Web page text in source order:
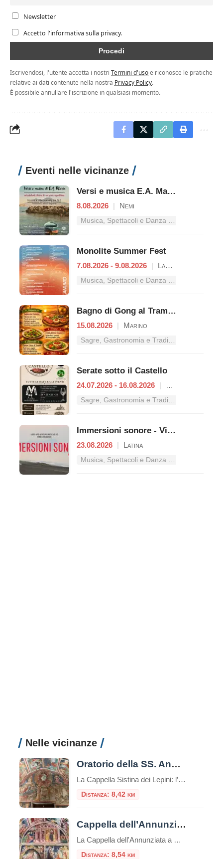
Newsletter
Accetto l'informativa sulla privacy.
Iscrivendosi, l'utente accetta i nostri Termini d'usoe riconosce le pratiche
relative ai dati contenute nella nostra Privacy Policy.
È possibile annullare l'iscrizione in qualsiasi momento.
Eventi nelle vicinanze
Versi e musica E.A. Mario - Mirabolante storia di un genio napoletano
8.08.2026 | Nemi
Monolite Summer Fest
7.08.2026 - 9.08.2026 | Lanuvio
Bagno di Gong al Tramonto | Cena Veg
15.08.2026 | Marino
Serate sotto il Castello
24.07.2026 - 16.08.2026 |
Immersioni sonore - Vibrazioni
23.08.2026 | Latina
Nelle vicinanze
Oratorio della SS. Annunziata a Cori
La Cappella Sistina dei Lepini: l’Oratorio dell’Annunziata a Cori, un gioiello segreto del ‘400 Nascosta tra gli uliveti che circondano Cori, quella che lo storico Gregorovius descrisse come “una piramide di case sopra un monte”, si cela una delle scoperte artistiche più sorprendenti del Lazio: l’Oratorio della Santissima Annunziata. Non lasciatevi ingannare dall’esterno semplice e […]
Distanza: 8,42 km
Cappella dell’Annunziata a Cori
La Cappella dell'Annunziata a Cori è uno splendido esempio di architettura e arte barocca.
Distanza: 8,54 km